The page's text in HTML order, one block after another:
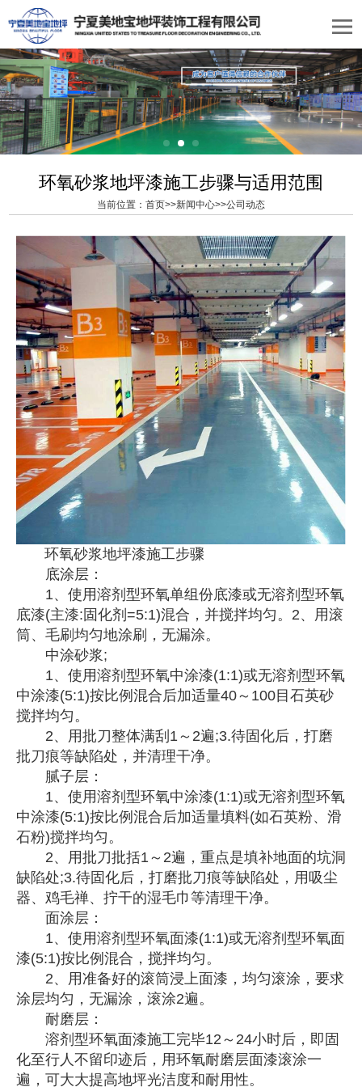
环氧砂浆地坪漆施工步骤与适用范围
当前位置： 首页>>新闻中心>>公司动态
环氧砂浆地坪漆施工步骤
底涂层：
1、使用溶剂型环氧单组份底漆或无溶剂型环氧
底漆(主漆:固化剂=5:1)混合，并搅拌均匀。2、用滚
筒、毛刷均匀地涂刷，无漏涂。
中涂砂浆;
1、使用溶剂型环氧中涂漆(1:1)或无溶剂型环氧
中涂漆(5:1)按比例混合后加适量40～100目石英砂
搅拌均匀。
2、用批刀整体满刮1～2遍;3.待固化后，打磨
批刀痕等缺陷处，并清理干净。
腻子层：
1、使用溶剂型环氧中涂漆(1:1)或无溶剂型环氧
中涂漆(5:1)按比例混合后加适量填料(如石英粉、滑
石粉)搅拌均匀。
2、用批刀批括1～2遍，重点是填补地面的坑洞
缺陷处;3.待固化后，打磨批刀痕等缺陷处，用吸尘
器、鸡毛禅、拧干的湿毛巾等清理干净。
面涂层：
1、使用溶剂型环氧面漆(1:1)或无溶剂型环氧面
漆(5:1)按比例混合，搅拌均匀。
2、用准备好的滚筒浸上面漆，均匀滚涂，要求
涂层均匀，无漏涂，滚涂2遍。
耐磨层：
溶剂型环氧面漆施工完毕12～24小时后，即固
化至行人不留印迹后，用环氧耐磨层面漆滚涂一
遍，可大大提高地坪光洁度和耐用性。